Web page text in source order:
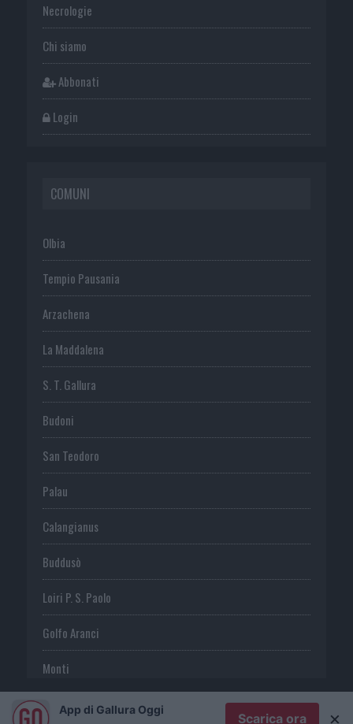
Necrologie
Chi siamo
Abbonati
Login
COMUNI
Olbia
Tempio Pausania
Arzachena
La Maddalena
S. T. Gallura
Budoni
San Teodoro
Palau
Calangianus
Buddusò
Loiri P. S. Paolo
Golfo Aranci
Monti
TeltiApp di Gallura Oggi
Scarica ora ×